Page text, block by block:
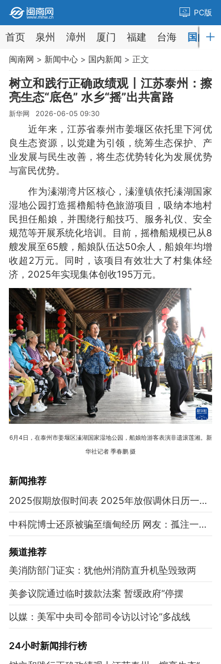
PC版
首页 泉州 漳州 厦门 福建 台海 国内
闽南网 > 新闻中心> 国内新闻 > 正文
树立和践行正确政绩观丨江苏泰州：擦
亮生态“底色” 水乡“摇”出共富路
新华网 2026-06-05 09:30
近年来，江苏省泰州市姜堰区依托里下河优
良生态资源，以党建为引领，统筹生态保护、产
业发展与民生改善，将生态优势转化为发展优势
与富民优势。
作为溱湖湾片区核心，溱潼镇依托溱湖国家
湿地公园打造摇橹船特色旅游项目，吸纳本地村
民担任船娘，并围绕行船技巧、服务礼仪、安全
规范等开展系统化培训。目前，摇橹船规模已从8
艘发展至65艘，船娘队伍达50余人，船娘年均增
收超2万元。同时，该项目有效壮大了村集体经
济，2025年实现集体创收195万元。
6月4日，在泰州市姜堰区溱湖国家湿地公园，船娘给游客表演非遗滚莲湘。新
华社记者 季春鹏 摄
新闻推荐
2025假期放假时间表 2025年放假调休日历一览表
中科院博士还原被骗至缅甸经历 网友：孤注一掷现实版
频道推荐
美消防部门证实：犹他州消防直升机坠毁致两
美参议院通过临时拨款法案 暂缓政府“停摆
以媒：美军中央司令部司令访以讨论“多战线
24小时新闻排行榜